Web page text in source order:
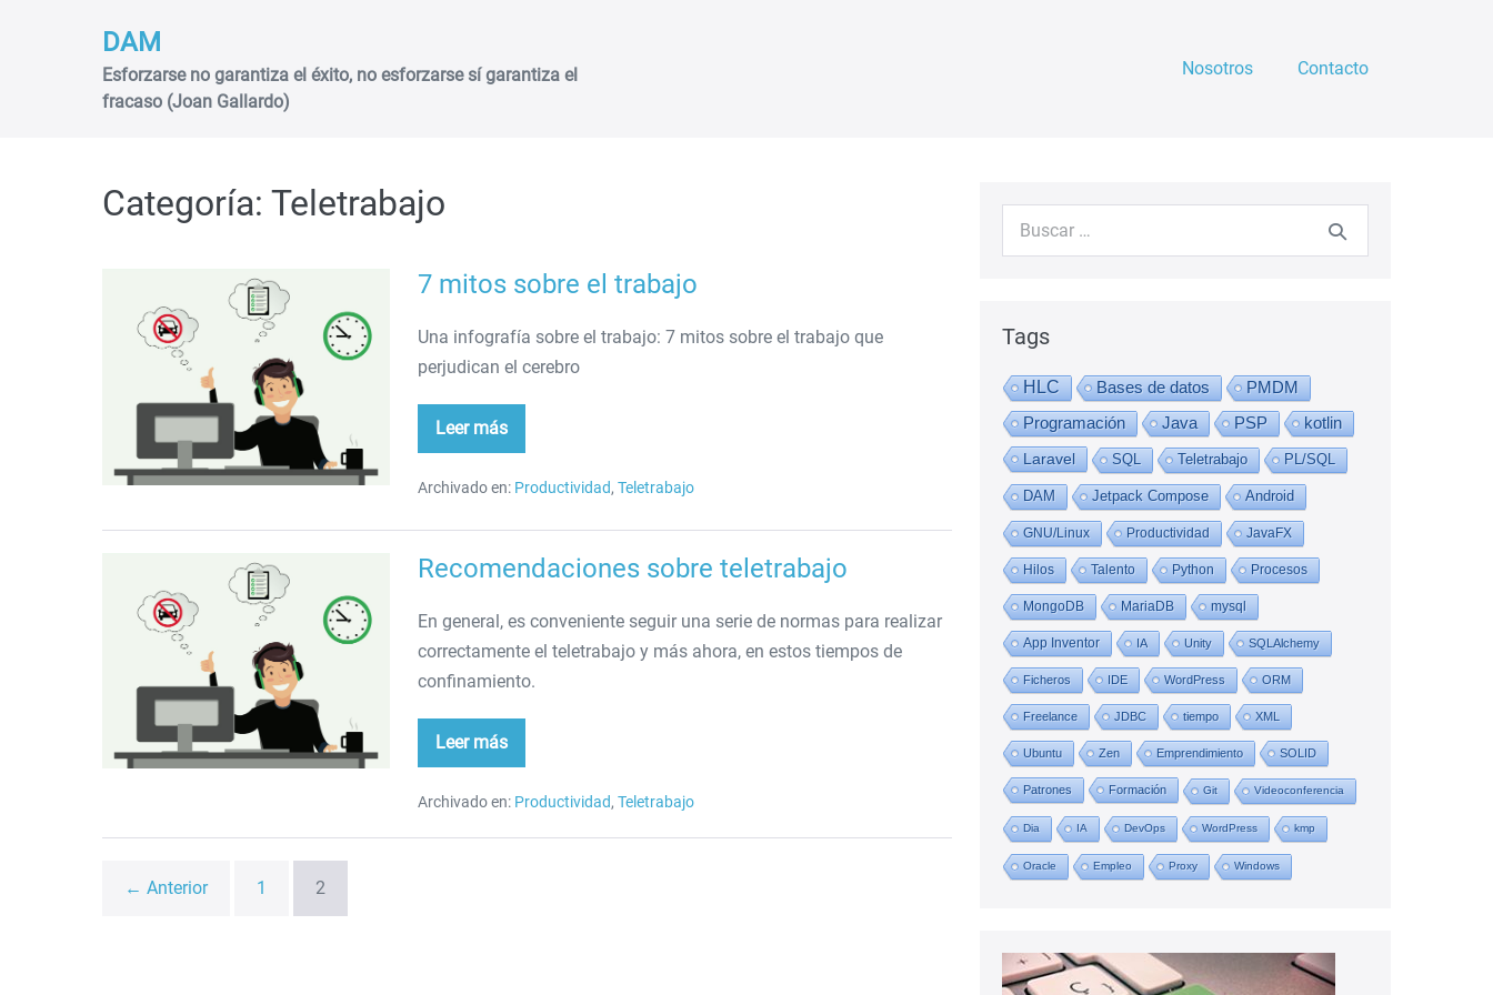
DAM
Esforzarse no garantiza el éxito, no esforzarse sí garantiza el
fracaso (Joan Gallardo)
Nosotros Contacto
Categoría: Teletrabajo
mitos
sobre
trabajo
7 mitos sobre el trabajo
Una infografía sobre el trabajo: 7 mitos sobre el trabajo que
perjudican el cerebro
Leer más
7
mitos
el
Archivado en: Productividad,Teletrabajo
Recomendaciones
sobre
teletrabajo
Recomendaciones sobre teletrabajo
En general, es conveniente seguir una serie de normas para realizar
correctamente el teletrabajo y más ahora, en estos tiempos de
confinamiento.
Leer másRecomendaciones
sobre
Archivado en: Productividad,Teletrabajo
← Anterior 1 2
Buscar:
Tags
HLC Bases de datos
PMDM
Programación
Java PSP
kotlin
Laravel
SQL Teletrabajo PL/SQL
DAM Jetpack Compose Android
GNU/Linux Productividad JavaFX
Hilos Talento Python Procesos
MongoDB MariaDB mysql
App Inventor IA Unity SQLAlchemy
Ficheros IDE WordPress ORM
Freelance JDBC tiempo XML
Ubuntu Zen Emprendimiento SOLID
Patrones Formación Git Videoconferencia
Dia IA DevOps WordPress kmp
Oracle Empleo Proxy Windows